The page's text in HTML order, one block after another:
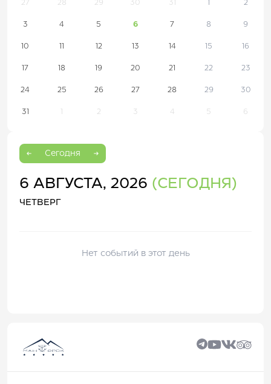
Сегодня
6 АВГУСТА, 2026 (СЕГОДНЯ)
ЧЕТВЕРГ
Нет событий в этот день
27 28 29 30 31 2
3 4 5 6 7 8 9
10 12 13 14 15 16
17 18 19 20 21 22 23
24 25 26 27 28 29 30
31 2 3 4 5 6